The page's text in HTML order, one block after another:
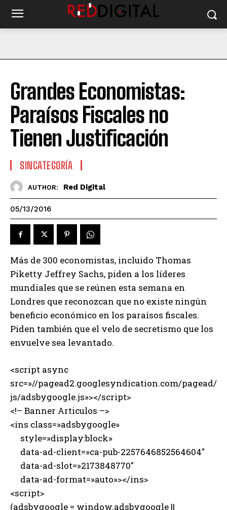
Grandes Economistas:
Paraísos Fiscales no
Tienen Justificación
SINCATEGORÍA
AUTHOR: Red Digital
05/13/2016
Más de 300 economistas, incluido Thomas
Piketty Jeffrey Sachs, piden a los líderes
mundiales que se reúnen esta semana en
Londres que reconozcan que no existe ningún
beneficio económico en los paraísos fiscales.
Piden también que el velo de secretismo que los
envuelve sea levantado.
<script async
src=»//pagead2.googlesyndication.com/pagead/
js/adsbygoogle.js»></script>
<!– Banner Articulos –>
<ins class=»adsbygoogle»
style=»display:block»
data-ad-client=»ca-pub-2257646852564604″
data-ad-slot=»2173848770″
data-ad-format=»auto»></ins>
<script>
(adsbygoogle = window.adsbygoogle ||